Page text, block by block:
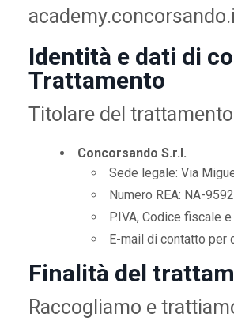
Identità e dati di
Trattamento
Titolare del
Concorsando S.r.l.
Sede legale: Via
Numero REA: NA-
P.IVA, Codice fiscale
E-mail di contatto per
Finalità del
Raccogliamo e